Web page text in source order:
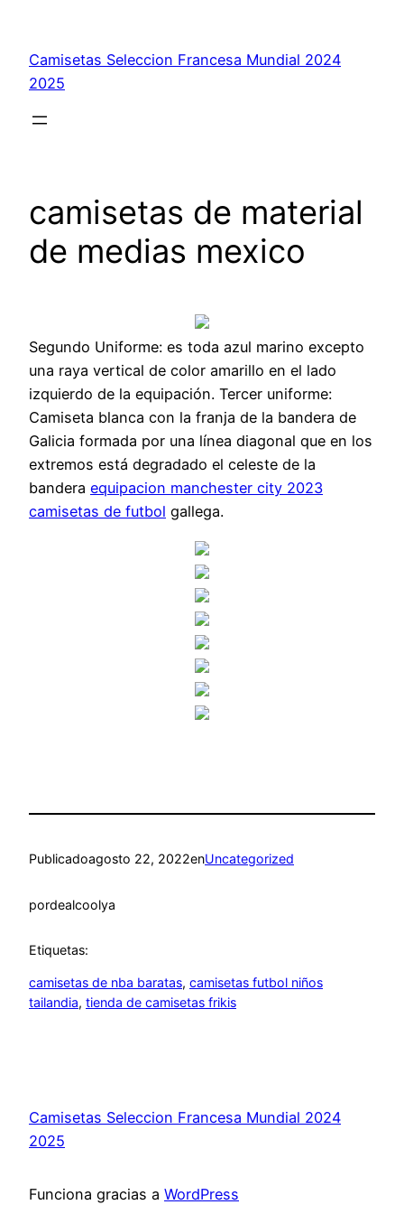
contenido
Camisetas Seleccion Francesa Mundial 2024
2025
camisetas de material
de medias mexico
Segundo Uniforme: es toda azul marino excepto
una raya vertical de color amarillo en el lado
izquierdo de la equipación. Tercer uniforme:
Camiseta blanca con la franja de la bandera de
Galicia formada por una línea diagonal que en los
extremos está degradado el celeste de la
bandera equipacion manchester city 2023
camisetas de futbol gallega.
Publicadoagosto 22, 2022enUncategorized
pordealcoolya
Etiquetas:
camisetas de nba baratas, camisetas futbol niños
tailandia, tienda de camisetas frikis
Camisetas Seleccion Francesa Mundial 2024
2025
Funciona gracias a WordPress